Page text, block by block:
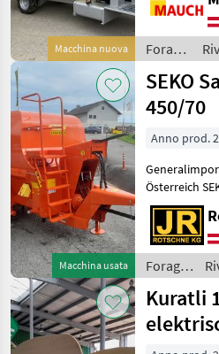
Strautmann
27
BVL
23
Kuhn
19
Sonstige
19
Mostra
tutti
28
MARKETPLACE
Marketplace
Offerte dei
rivenditori
Annunci
Macchina nuova
5 m³ -
a doppia
Controcutenti
48 PS - 3
/
Sgariboldi
Macchina usata
SEKO
450/70
Anno prod.
Österreich
450/70
mit 2
/ Seko
Kuratli